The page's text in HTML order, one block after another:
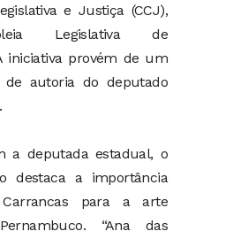
e Justiça (CCJ),
Legislativa de
iniciativa provém de um
de autoria do deputado
a deputada estadual, o
destaca a importância
para a arte
“Ana das